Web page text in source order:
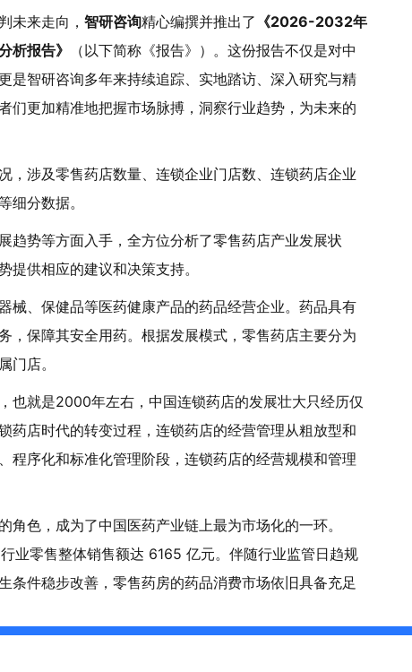
未来走向， 智研咨询精心编撰并推出了 《2026-2032年
析报告》
（以下简称《报告》）。这份报告不仅是对中
是智研咨询多年来持续追踪、实地踏访、深入研究与精
们更加精准地把握市场脉搏，洞察行业趋势，为未来的
，涉及零售药店数量、连锁企业门店数、连锁药店企业
细分数据。
趋势等方面入手，全方位分析了零售药店产业发展状
提供相应的建议和决策支持。
械、保健品等医药健康产品的药品经营企业。药品具有
，保障其安全用药。根据发展模式，零售药店主要分为
门店。
也就是2000年左右，中国连锁药店的发展壮大只经历仅
药店时代的转变过程，连锁药店的经营管理从粗放型和
程序化和标准化管理阶段，连锁药店的经营规模和管理
色，成为了中国医药产业链上最为市场化的一环。
业零售整体销售额达 6165 亿元。伴随行业监管日趋规
条件稳步改善，零售药房的药品消费市场依旧具备充足